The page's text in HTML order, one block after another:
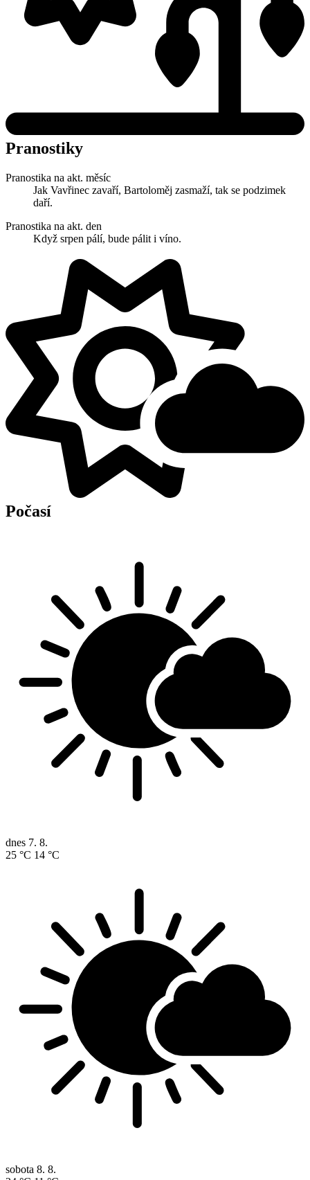
Pranostiky
Pranostika na akt. měsíc
Jak Vavřinec zavaří, Bartoloměj zasmaží, tak se podzimek
daří.
Pranostika na akt. den
Když srpen pálí, bude pálit i víno.
Počasí
dnes 7. 8.
25 °C 14 °C
sobota 8. 8.